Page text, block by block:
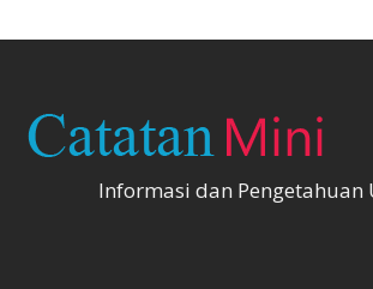
Informasi dan Pengetahuan